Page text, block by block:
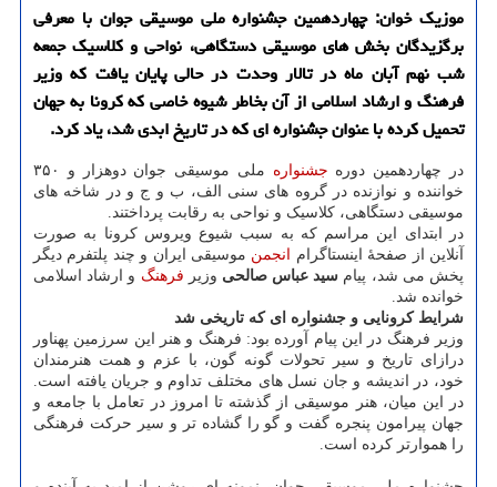
موزیك خوان: چهاردهمین جشنواره ملی موسیقی جوان با معرفی
برگزیدگان بخش های موسیقی دستگاهی، نواحی و كلاسیك جمعه
شب نهم آبان ماه در تالار وحدت در حالی پایان یافت كه وزیر
فرهنگ و ارشاد اسلامی از آن بخاطر شیوه خاصی كه كرونا به جهان
تحمیل كرده با عنوان جشنواره ای كه در تاریخ ابدی شد، یاد كرد.
در چهاردهمین دوره جشنواره
ملی موسیقی جوان دوهزار و ۳۵۰
خواننده و نوازنده در گروه های سنی الف، ب و ج و در شاخه های
موسیقی دستگاهی، کلاسیک و نواحی به رقابت پرداختند.
در ابتدای این مراسم که به سبب شیوع ویروس کرونا به صورت
آنلاین از صفحهٔ اینستاگرام انجمن موسیقی ایران و چند پلتفرم دیگر
پخش می شد، پیام سید عباس صالحی وزیر فرهنگ و ارشاد اسلامی
خوانده شد.
شرایط کرونایی و جشنواره ای که تاریخی شد
وزیر فرهنگ در این پیام آورده بود: فرهنگ و هنر این سرزمین پهناور
درازای تاریخ و سیر تحولات گونه گون، با عزم و همت هنرمندان
خود، در اندیشه و جان نسل های مختلف تداوم و جریان یافته است.
در این میان، هنر موسیقی از گذشته تا امروز در تعامل با جامعه و
جهان پیرامون پنجره گفت و گو را گشاده تر و سیر حرکت فرهنگی
را هموارتر کرده است.